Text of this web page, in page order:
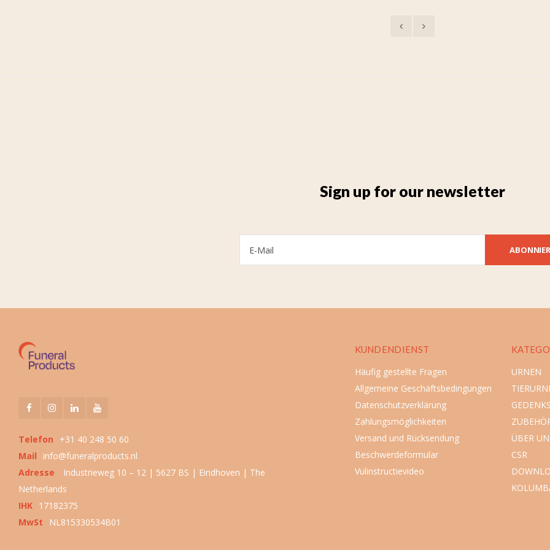
Sign up for our newsletter
Telefon
+31 40 248 50 60
Mail
info@funeralproducts.nl
Adresse
Industrieweg 10 – 12 | 5627 BS | Eindhoven | The
Netherlands
IHK 17182375
MwSt
NL815330534B01
KUNDENDIENST
Häufig gestellte Fragen
Allgemeine Geschäftsbedingungen
Datenschutzverklärung
Zahlungsmöglichkeiten
Versand und Rücksendung
Beschwerdeformular
Vulinstructievideo
URNEN
ÜBER
CSR